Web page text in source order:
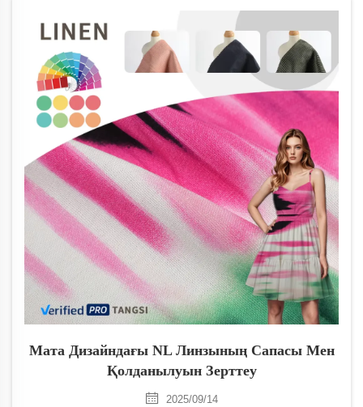
Мата Дизайндағы NL Линзының Сапасы Мен
Қолданылуын Зерттеу
2025/09/14